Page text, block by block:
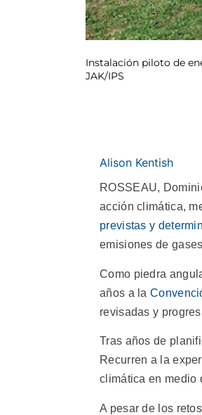
Instalación piloto de
JAK/IPS
Alison Kentish
ROSSEAU,
acción climática,
previstas y
emisiones de
Como piedra
años a la
revisadas y
Tras años de
Recurren a la
climática en medio
A pesar de los